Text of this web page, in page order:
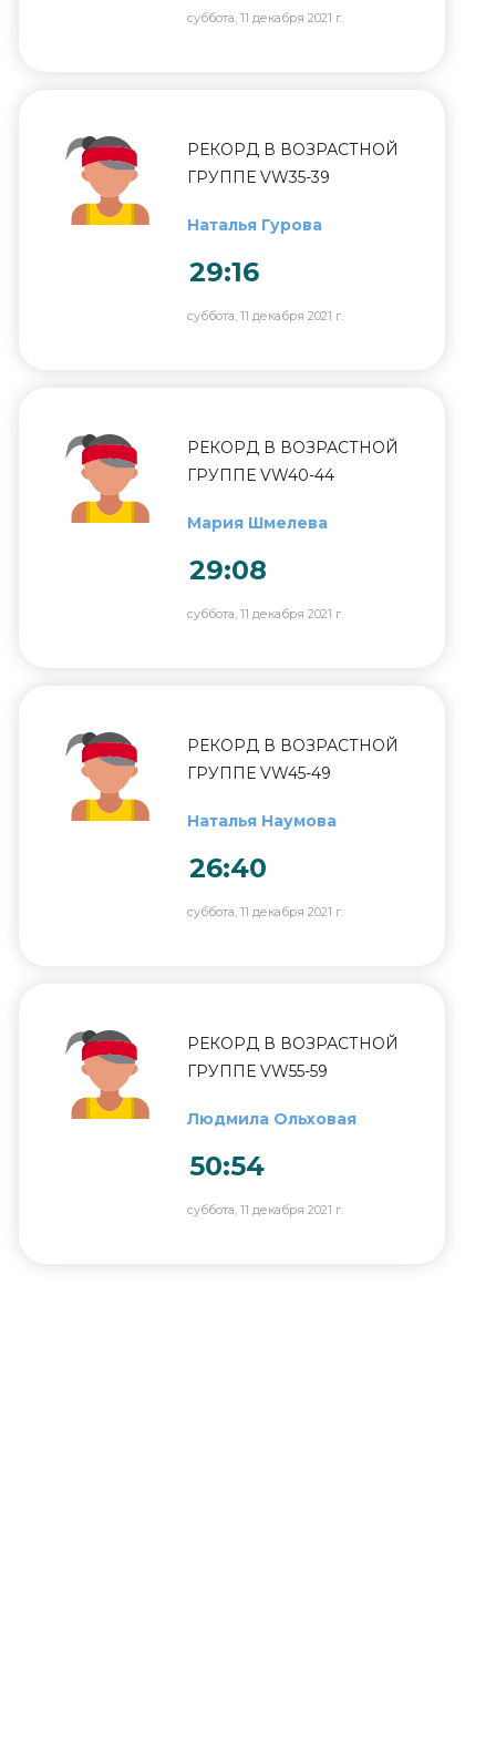
суббота, 11 декабря 2021 г.
РЕКОРД В ВОЗРАСТНОЙ
ГРУППЕ VW35-39
Наталья Гурова
29:16
суббота, 11 декабря 2021 г.
РЕКОРД В ВОЗРАСТНОЙ
ГРУППЕ VW40-44
Мария Шмелева
29:08
суббота, 11 декабря 2021 г.
РЕКОРД В ВОЗРАСТНОЙ
ГРУППЕ VW45-49
Наталья Наумова
26:40
суббота, 11 декабря 2021 г.
РЕКОРД В ВОЗРАСТНОЙ
ГРУППЕ VW55-59
Людмила Ольховая
50:54
суббота, 11 декабря 2021 г.